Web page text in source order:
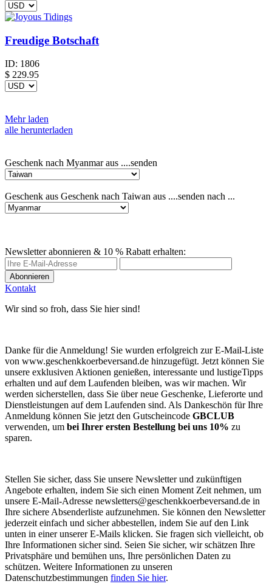
Freudige Botschaft
ID: 1806
$ 229.95
Mehr laden
alle herunterladen
Geschenk nach Myanmar aus ....senden
Geschenk aus Geschenk nach Taiwan aus ....senden nach ...
Newsletter abonnieren & 10 % Rabatt erhalten:
Abonnieren
Kontakt
Wir sind so froh, dass Sie hier sind!
Danke für die Anmeldung! Sie wurden erfolgreich zur E-Mail-Liste
von www.geschenkkoerbeversand.de hinzugefügt. Jetzt können Sie
unsere exklusiven Aktionen genießen, interessante und lustigeTipps
erhalten und auf dem Laufenden bleiben, was wir machen. Wir
werden sicherstellen, dass Sie über neue Geschenke, Lieferorte und
Dienstleistungen auf dem Laufenden sind. Als Dankeschön für Ihre
Anmeldung können Sie jetzt den Gutscheincode GBCLUB
verwenden, um bei Ihrer ersten Bestellung bei uns 10% zu
sparen.
Stellen Sie sicher, dass Sie unsere Newsletter und zukünftigen
Angebote erhalten, indem Sie sich einen Moment Zeit nehmen, um
unsere E-Mail-Adresse newsletters@geschenkkoerbeversand.de in
Ihre sichere Absenderliste aufzunehmen. Sie können den Newsletter
jederzeit einfach und sicher abbestellen, indem Sie auf den Link
unten in einer unserer E-Mails klicken. Sie fragen sich vielleicht, ob
Ihre Informationen sicher sind. Seien Sie sicher, wir schätzen Ihre
Privatsphäre und bemühen uns, Ihre persönlichen Daten zu
schützen. Weitere Informationen zu unseren
Datenschutzbestimmungen finden Sie hier.